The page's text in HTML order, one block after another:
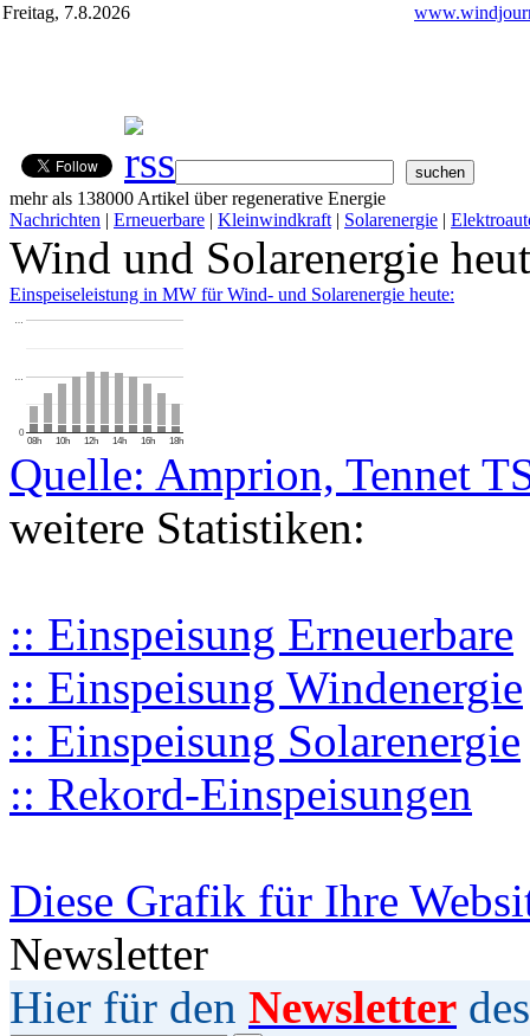
Freitag, 7.8.2026
mehr als 138000 Artikel über regenerative Energie
Nachrichten | Erneuerbare | Kleinwindkraft | Solarenergie |
Wind und Solarenergie
Einspeiseleistung in MW für Wind- und Solarenergie heute:
08h 10h 12h 14h 16h 18h
0
…
…
Quelle: Amprion, Tennet
weitere Statistiken:
:: Einspeisung Erneuerbare
:: Einspeisung Windenergie
:: Einspeisung Solarenergie
:: Rekord-Einspeisungen
Diese Grafik für Ihre
Newsletter
Hier für den Newsletter